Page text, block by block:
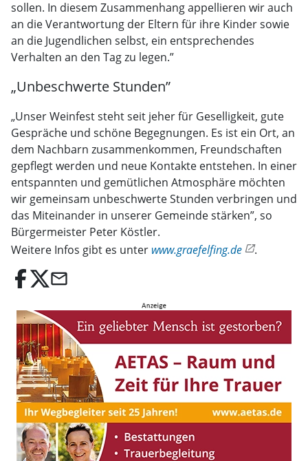
sollen. In diesem Zusammenhang appellieren wir auch
an die Verantwortung der Eltern für ihre Kinder sowie
an die Jugendlichen selbst, ein entsprechendes
Verhalten an den Tag zu legen.”
„Unbeschwerte Stunden”
„Unser Weinfest steht seit jeher für Geselligkeit, gute
Gespräche und schöne Begegnungen. Es ist ein Ort, an
dem Nachbarn zusammenkommen, Freundschaften
gepflegt werden und neue Kontakte entstehen. In einer
entspannten und gemütlichen Atmosphäre möchten
wir gemeinsam unbeschwerte Stunden verbringen und
das Miteinander in unserer Gemeinde stärken”, so
Bürgermeister Peter Köstler.
Weitere Infos gibt es unter www.graefelfing.de .
email